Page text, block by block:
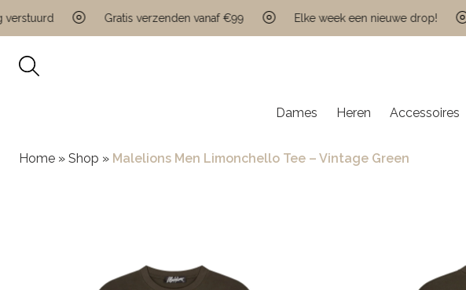
Gratis verzenden vanaf €99 Elke week een nieuwe drop!
Dames Heren Accessoires
Home » Shop » Malelions Men Limonchello Tee – Vintage Green